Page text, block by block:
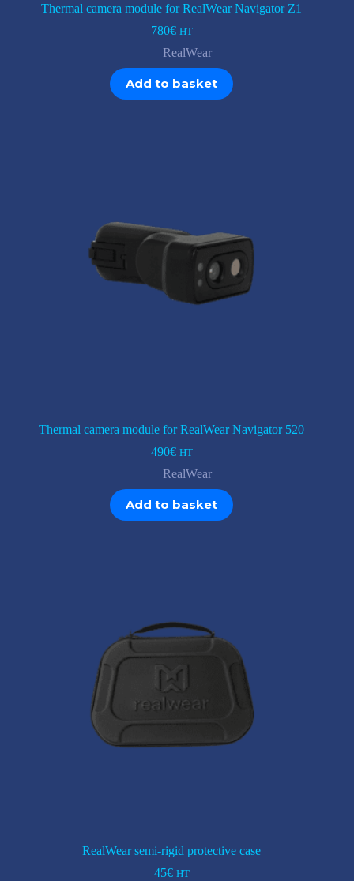
Thermal camera module for RealWear Navigator Z1
780€ HT
RealWear
Add to basket
Thermal camera module for RealWear Navigator 520
490€ HT
RealWear
Add to basket
RealWear semi-rigid protective case
45€ HT